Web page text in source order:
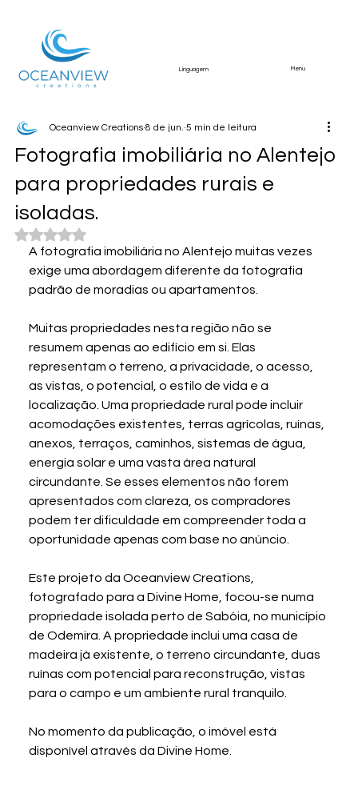
Linguagem Menu
Fotografia imobiliária no Alentejo
para propriedades rurais e
isoladas.
Oceanview Creations 8 de jun. 5 min de leitura
Avaliado com NaN de 5 estrelas.
A fotografia imobiliária no Alentejo muitas vezes
exige uma abordagem diferente da fotografia
padrão de moradias ou apartamentos.
Muitas propriedades nesta região não se
resumem apenas ao edifício em si. Elas
representam o terreno, a privacidade, o acesso,
as vistas, o potencial, o estilo de vida e a
localização. Uma propriedade rural pode incluir
acomodações existentes, terras agrícolas, ruínas,
anexos, terraços, caminhos, sistemas de água,
energia solar e uma vasta área natural
circundante. Se esses elementos não forem
apresentados com clareza, os compradores
podem ter dificuldade em compreender toda a
oportunidade apenas com base no anúncio.
Este projeto da Oceanview Creations,
fotografado para a Divine Home, focou-se numa
propriedade isolada perto de Sabóia, no município
de Odemira. A propriedade inclui uma casa de
madeira já existente, o terreno circundante, duas
ruínas com potencial para reconstrução, vistas
para o campo e um ambiente rural tranquilo.
No momento da publicação, o imóvel está
disponível através da Divine Home.